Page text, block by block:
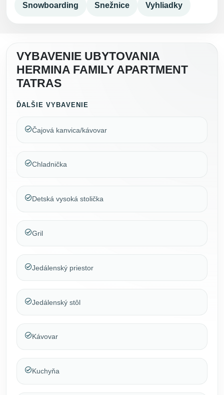
Snowboarding Snežnice Vyhliadky
VYBAVENIE UBYTOVANIA
HERMINA FAMILY APARTMENT
TATRAS
ĎALŠIE VYBAVENIE
Čajová kanvica/kávovar
Chladnička
Detská vysoká stolička
Gril
Jedálenský priestor
Jedálenský stôl
Kávovar
Kuchyňa